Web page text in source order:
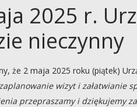
2025 r.
nieczynny
że 2 maja 2025 roku (piątek)
wizyt i załatwianie
przepraszamy i dziękujemy